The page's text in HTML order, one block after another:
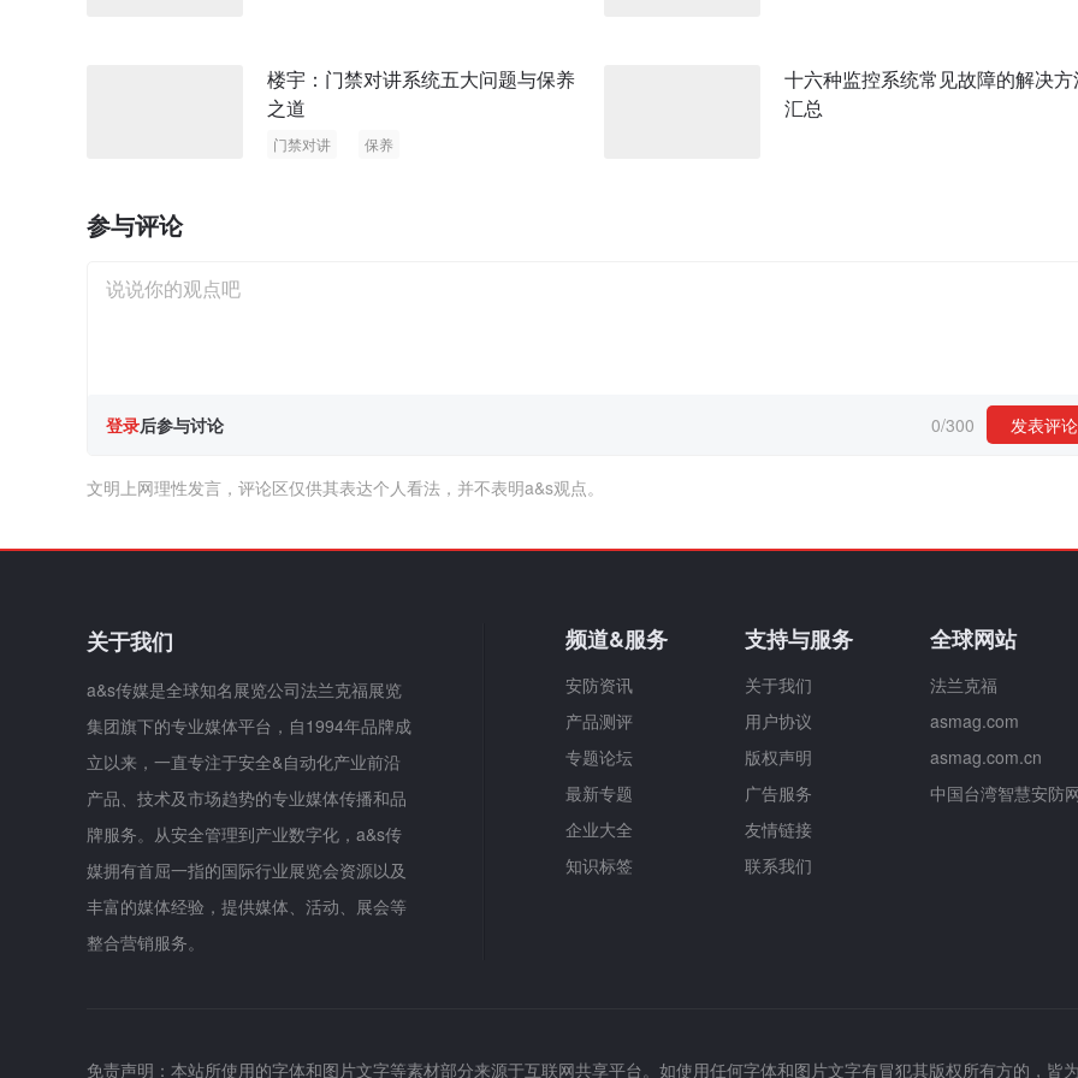
楼宇：门禁对讲系统五大问题与保养
之道
门禁对讲 保养
十六种监控系统常见故障的解决方
汇总
参与评论
登录后参与讨论 0/300 发表评论
文明上网理性发言，评论区仅供其表达个人看法，并不表明a&s观点。
关于我们
a&s传媒是全球知名展览公司法兰克福展览
集团旗下的专业媒体平台，自1994年品牌成
立以来，一直专注于安全&自动化产业前沿
产品、技术及市场趋势的专业媒体传播和品
牌服务。从安全管理到产业数字化，a&s传
媒拥有首屈一指的国际行业展览会资源以及
丰富的媒体经验，提供媒体、活动、展会等
整合营销服务。
频道&服务
安防资讯
产品测评
专题论坛
最新专题
企业大全
知识标签
支持与服务
关于我们
用户协议
版权声明
广告服务
友情链接
联系我们
全球网站
法兰克福
asmag.com
asmag.com.cn
中国台湾智慧安防
免责声明：本站所使用的字体和图片文字等素材部分来源于互联网共享平台。如使用任何字体和图片文字有冒犯其版权所有方的，